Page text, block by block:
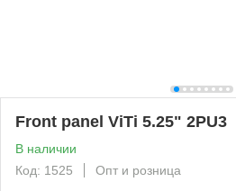
Front panel ViTi 5.25" 2PU3
В наличии
Код: 1525
Опт и розница